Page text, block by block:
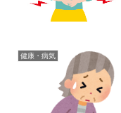
健康・病気